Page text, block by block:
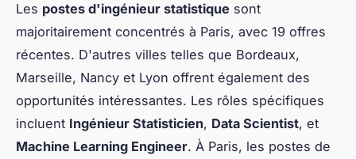
Les postes d'ingénieur statistique sont
majoritairement concentrés à Paris, avec 19 offres
récentes. D'autres villes telles que Bordeaux,
Marseille, Nancy et Lyon offrent également des
opportunités intéressantes. Les rôles spécifiques
incluent Ingénieur Statisticien, Data Scientist, et
Machine Learning Engineer. À Paris, les postes de